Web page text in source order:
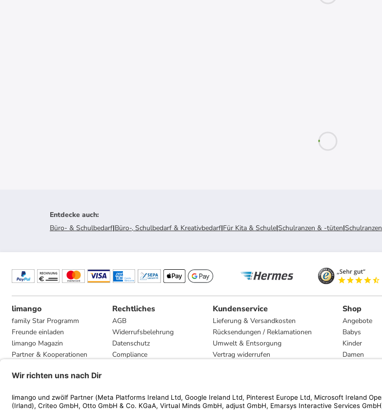
Entdecke auch:
Büro- & Schulbedarf|Büro-, Schulbedarf & Kreativbedarf|Für Kita & Schule|Schulranzen & -tüten|Schulranzen
limango
family Star Programm
Freunde einladen
limango Magazin
Partner & Kooperationen
Presse
Rechtliches
AGB
Widerrufsbelehrung
Datenschutz
Compliance
Kundenservice
Lieferung & Versandkosten
Rücksendungen / Reklamationen
Umwelt & Entsorgung
Vertrag widerrufen
Shop
Angebote
Babys
Kinder
Damen
Marken